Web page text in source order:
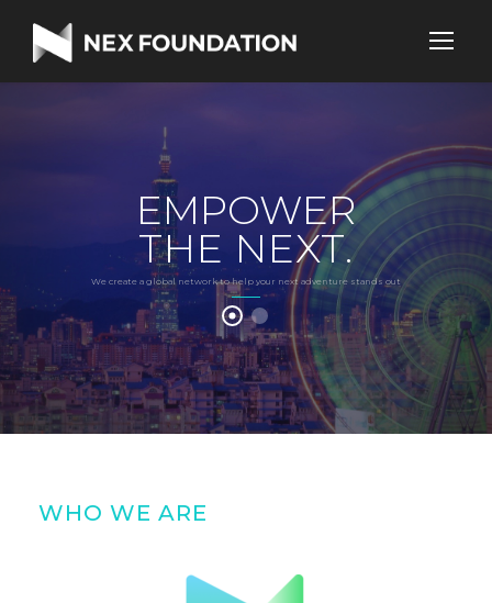
EMPOWER
THE NEXT.
We create a global network to help your next adventure stands out
WHO WE ARE